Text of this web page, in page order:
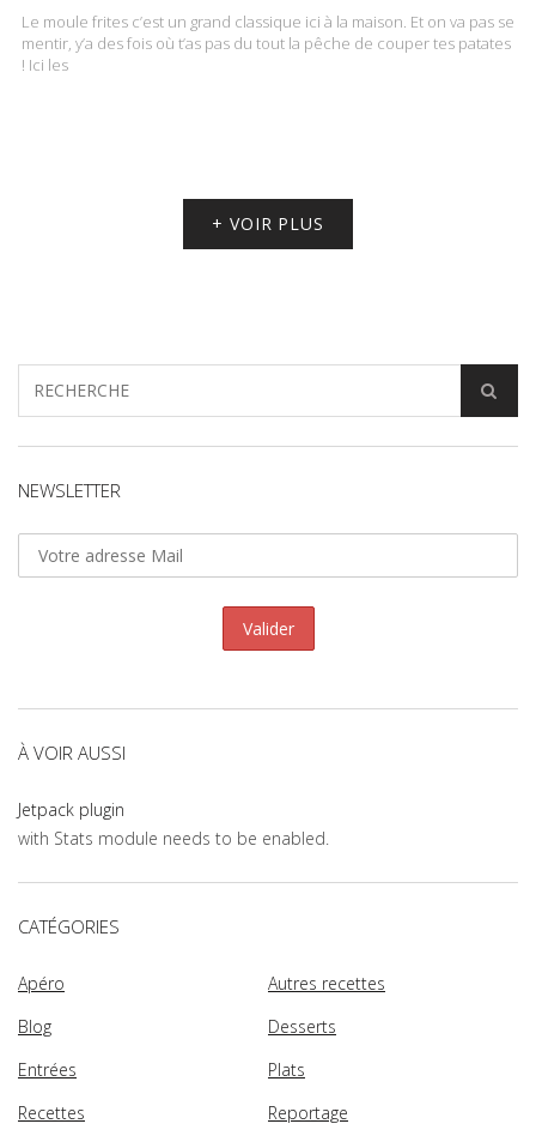
Le moule frites c’est un grand classique ici à la maison. Et on va pas se
mentir, y’a des fois où t’as pas du tout la pêche de couper tes patates
! Ici les
+ VOIR PLUS
NEWSLETTER
À VOIR AUSSI
Jetpack plugin
with Stats module needs to be enabled.
CATÉGORIES
Apéro
Autres recettes
Blog
Desserts
Entrées
Plats
Recettes
Reportage